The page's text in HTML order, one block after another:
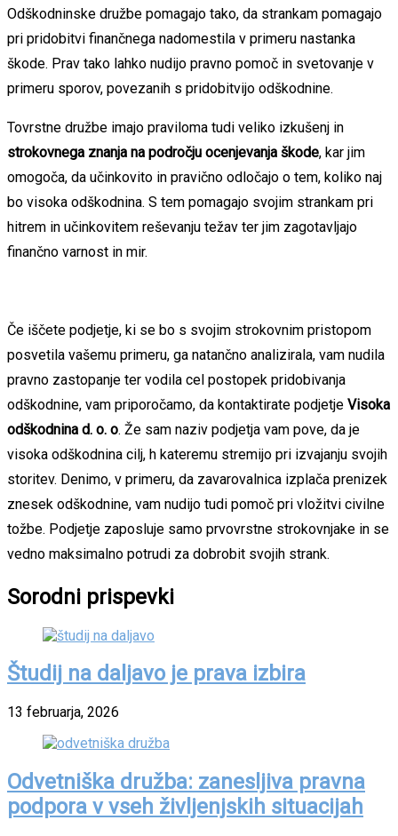
Odškodninske družbe pomagajo tako, da strankam pomagajo
pri pridobitvi finančnega nadomestila v primeru nastanka
škode. Prav tako lahko nudijo pravno pomoč in svetovanje v
primeru sporov, povezanih s pridobitvijo odškodnine.
Tovrstne družbe imajo praviloma tudi veliko izkušenj in
strokovnega znanja na področju ocenjevanja škode, kar jim
omogoča, da učinkovito in pravično odločajo o tem, koliko naj
bo visoka odškodnina. S tem pomagajo svojim strankam pri
hitrem in učinkovitem reševanju težav ter jim zagotavljajo
finančno varnost in mir.
Če iščete podjetje, ki se bo s svojim strokovnim pristopom
posvetila vašemu primeru, ga natančno analizirala, vam nudila
pravno zastopanje ter vodila cel postopek pridobivanja
odškodnine, vam priporočamo, da kontaktirate podjetje Visoka
odškodnina d. o. o. Že sam naziv podjetja vam pove, da je
visoka odškodnina cilj, h kateremu stremijo pri izvajanju svojih
storitev. Denimo, v primeru, da zavarovalnica izplača prenizek
znesek odškodnine, vam nudijo tudi pomoč pri vložitvi civilne
tožbe. Podjetje zaposluje samo prvovrstne strokovnjake in se
vedno maksimalno potrudi za dobrobit svojih strank.
Sorodni prispevki
Študij na daljavo je prava izbira
13 februarja, 2026
Odvetniška družba: zanesljiva pravna
podpora v vseh življenjskih situacijah